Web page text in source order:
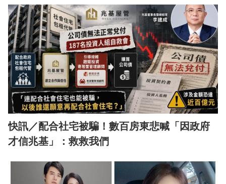
快訊／配合社宅被騙！數百房東悲喊「因政府
才信兆基」：救救我們